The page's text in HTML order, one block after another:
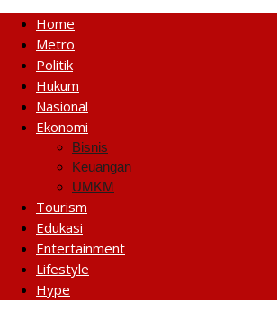
Home
Metro
Politik
Hukum
Nasional
Ekonomi
Bisnis
Keuangan
UMKM
Tourism
Edukasi
Entertainment
Lifestyle
Hype